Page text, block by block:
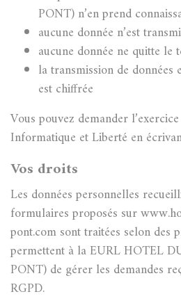
PONT) n’en prend
aucune donnée n’est
aucune donnée ne quitte
la transmission de
est chiffrée
Vous pouvez demander
Informatique et Liberté en
Vos droits
Les données personnelles
formulaires proposés sur
pont.com sont traitées selon des
permettent à la EURL HOTEL
PONT) de gérer les demandes
RGPD.